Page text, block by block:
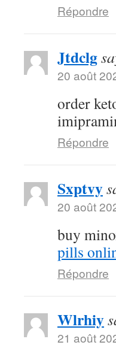
Répondre
Jtdclg
20 août
order
Répondre
Sxptvy
20 août
buy
pills
Répondre
Wlrhiy
21 août